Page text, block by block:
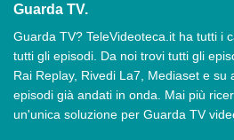
Guarda TV.
Guarda TV? TeleVideoteca.it ha tutti i
tutti gli episodi. Da noi trovi tutti gli
Rai Replay, Rivedi La7, Mediaset e su
episodi già andati in onda. Mai più
un'unica soluzione per Guarda TV